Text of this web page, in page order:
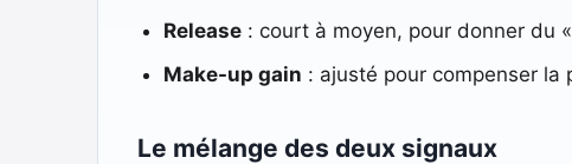
Release: court à moyen, pour donner du
Make-up gain : ajusté pour compenser la
Le mélange des deux signaux